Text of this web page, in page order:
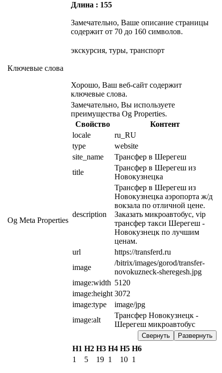
Длина : 155
Замечательно, Ваше описание страницы
содержит от 70 до 160 символов.
Ключевые слова
экскурсия, туры, транспорт
Хорошо, Ваш веб-сайт содержит
ключевые слова.
Og Meta Properties
Замечательно, Вы используете
преимущества Og Properties.
Свойство
Контент
locale
ru_RU
type
website
site_name
Трансфер в Шерегеш
title
Трансфер в Шерегеш из
Новокузнецка
description
Трансфер в Шерегеш из
Новокузнецка аэропорта ж/д
вокзала по отличной цене.
Заказать микроавтобус, vip
трансфер такси Шерегеш -
Новокузнецк по лучшим
ценам.
url
https://transferd.ru
image
/bitrix/images/gorod/transfer-
novokuzneck-sheregesh.jpg
image:width 5120
image:height 3072
image:type
image/jpg
image:alt
Трансфер Новокузнецк -
Шерегеш микроавтобус
Развернуть
Свернуть
H1 H2 H3 H4 H5 H6
1
5 19 1 10 1